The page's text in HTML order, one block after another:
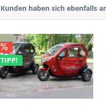
Kunden haben sich ebenfalls
TIPP!